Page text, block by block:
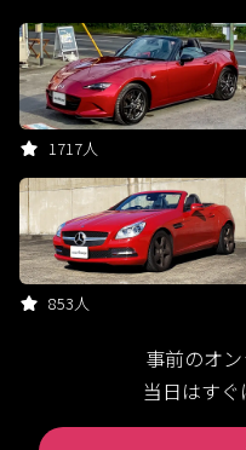
1717人
853人
事前のオ
当日はす